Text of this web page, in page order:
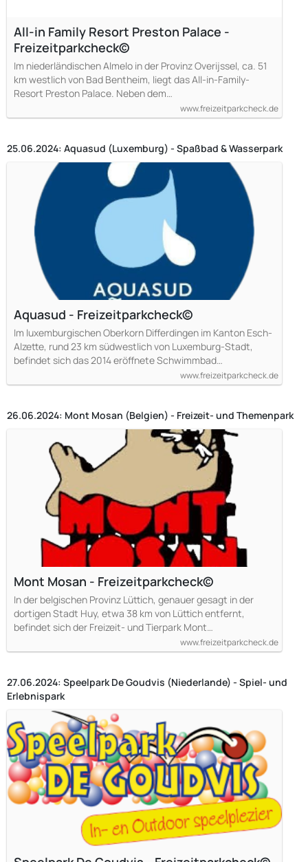
All-in Family Resort Preston Palace -
Freizeitparkcheck©
Im niederländischen Almelo in der Provinz Overijssel, ca. 51
km westlich von Bad Bentheim, liegt das All-in-Family-
Resort Preston Palace. Neben dem…
www.freizeitparkcheck.de
25.06.2024: Aquasud (Luxemburg) - Spaßbad & Wasserpark
Aquasud - Freizeitparkcheck©
Im luxemburgischen Oberkorn Differdingen im Kanton Esch-
Alzette, rund 23 km südwestlich von Luxemburg-Stadt,
befindet sich das 2014 eröffnete Schwimmbad…
www.freizeitparkcheck.de
26.06.2024: Mont Mosan (Belgien) - Freizeit- und Themenpark
Mont Mosan - Freizeitparkcheck©
In der belgischen Provinz Lüttich, genauer gesagt in der
dortigen Stadt Huy, etwa 38 km von Lüttich entfernt,
befindet sich der Freizeit- und Tierpark Mont…
www.freizeitparkcheck.de
27.06.2024: Speelpark De Goudvis (Niederlande) - Spiel- und
Erlebnispark